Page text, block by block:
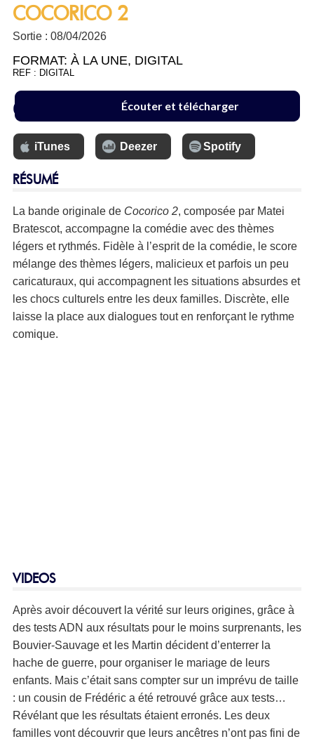
COCORICO 2
Sortie : 08/04/2026
FORMAT: À LA UNE, DIGITAL
REF : DIGITAL
6.99 € Écouter et télécharger
iTunes Deezer Spotify
RÉSUMÉ
La bande originale de Cocorico 2, composée par Matei
Bratescot, accompagne la comédie avec des thèmes
légers et rythmés. Fidèle à l’esprit de la comédie, le score
mélange des thèmes légers, malicieux et parfois un peu
caricaturaux, qui accompagnent les situations absurdes et
les chocs culturels entre les deux familles. Discrète, elle
laisse la place aux dialogues tout en renforçant le rythme
comique.
VIDEOS
Après avoir découvert la vérité sur leurs origines, grâce à
des tests ADN aux résultats pour le moins surprenants, les
Bouvier-Sauvage et les Martin décident d’enterrer la
hache de guerre, pour organiser le mariage de leurs
enfants. Mais c’était sans compter sur un imprévu de taille
: un cousin de Frédéric a été retrouvé grâce aux tests…
Révélant que les résultats étaient erronés. Les deux
familles vont découvrir que leurs ancêtres n’ont pas fini de